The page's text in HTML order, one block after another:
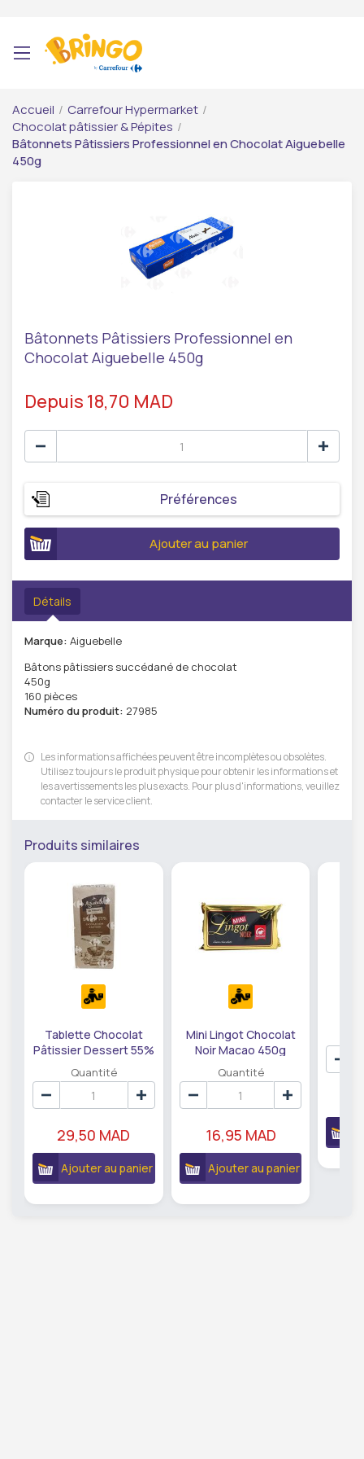
Accueil / Carrefour Hypermarket /
Chocolat pâtissier & Pépites /
Bâtonnets Pâtissiers Professionnel en Chocolat Aiguebelle
450g
Bâtonnets Pâtissiers Professionnel en
Chocolat Aiguebelle 450g
Depuis 18,70 MAD
Préférences
Ajouter au panier
Détails
Marque: Aiguebelle
Bâtons pâtissiers succédané de chocolat
450g
160 pièces
Numéro du produit: 27985
Les informations affichées peuvent être incomplètes ou obsolètes.
Utilisez toujours le produit physique pour obtenir les informations et
les avertissements les plus exacts. Pour plus d'informations, veuillez
contacter le service client.
Produits similaires
Tablette Chocolat
Pâtissier Dessert 55%
Cacao Aiguebelle 175g
Quantité
29,50 MAD
Ajouter au panier
Mini Lingot Chocolat
Noir Macao 450g
Quantité
16,95 MAD
Ajouter au panier